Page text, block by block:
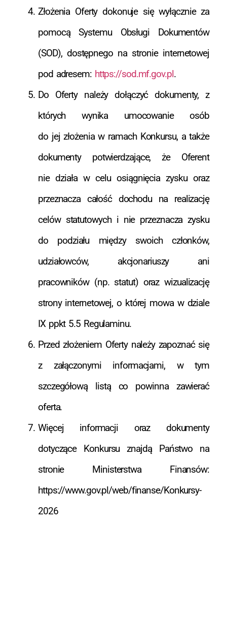
Złożenia Oferty dokonuje się wyłącznie za
pomocą Systemu Obsługi Dokumentów
(SOD), dostępnego na stronie internetowej
pod adresem: https://sod.mf.gov.pl.
Do Oferty należy dołączyć dokumenty, z
których wynika umocowanie osób
do jej złożenia w ramach Konkursu, a także
dokumenty potwierdzające, że Oferent
nie działa w celu osiągnięcia zysku oraz
przeznacza całość dochodu na realizację
celów statutowych i nie przeznacza zysku
do podziału między swoich członków,
udziałowców, akcjonariuszy ani
pracowników (np. statut) oraz wizualizację
strony internetowej, o której mowa w dziale
IX ppkt 5.5 Regulaminu.
Przed złożeniem Oferty należy zapoznać się
z załączonymi informacjami, w tym
szczegółową listą co powinna zawierać
oferta.
Więcej informacji oraz dokumenty
dotyczące Konkursu znajdą Państwo na
stronie Ministerstwa Finansów:
https://www.gov.pl/web/finanse/Konkursy-
2026